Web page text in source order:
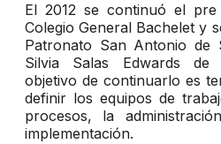
El 2012 se continuó el
Colegio General Bachelet y
Patronato San Antonio de
Silvia Salas Edwards de
objetivo de continuarlo es
definir los equipos de
procesos, la
implementación.